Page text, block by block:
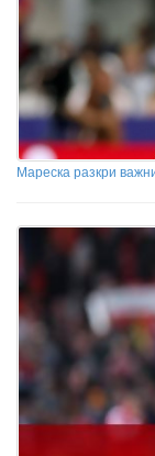
Мареска разкри